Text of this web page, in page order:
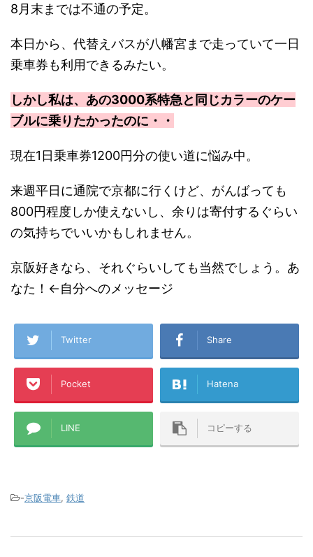
8月末までは不通の予定。
本日から、代替えバスが八幡宮まで走っていて一日
乗車券も利用できるみたい。
しかし私は、あの3000系特急と同じカラーのケー
ブルに乗りたかったのに・・
現在1日乗車券1200円分の使い道に悩み中。
来週平日に通院で京都に行くけど、がんばっても
800円程度しか使えないし、余りは寄付するぐらい
の気持ちでいいかもしれません。
京阪好きなら、それぐらいしても当然でしょう。あ
なた！←自分へのメッセージ
Twitter Share
Pocket Hatena
LINE コピーする
-京阪電車, 鉄道